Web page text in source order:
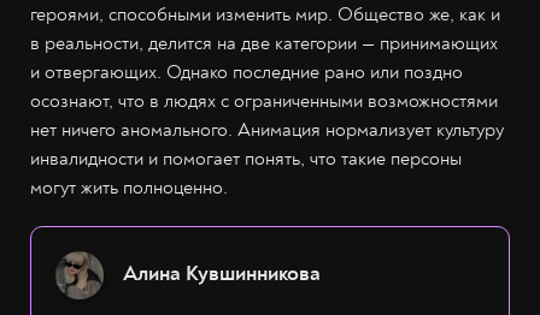
героями, способными изменить мир. Общество же, как и
в реальности, делится на две категории — принимающих
и отвергающих. Однако последние рано или поздно
осознают, что в людях с ограниченными возможностями
нет ничего аномального. Анимация нормализует культуру
инвалидности и помогает понять, что такие персоны
могут жить полноценно.
Алина Кувшинникова